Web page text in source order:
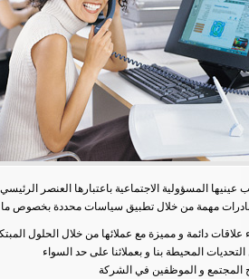
المسؤولية الاجتماعية باعتبارها العنصر
مهمة من خلال تطبيق سياسات محددة بخصوص ما
علاقات دائمة و مميزة مع عملائها من خلال الحلول
المحيطة بنا و بعملائنا على حد السواء
المجتمع و الموظفين في الشركة